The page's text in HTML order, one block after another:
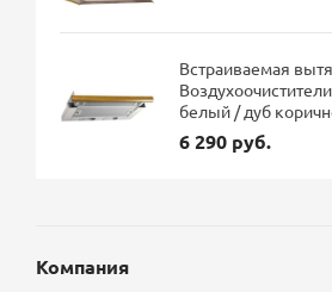
Встраиваемая
белый / дуб
6 290 руб.
Компания